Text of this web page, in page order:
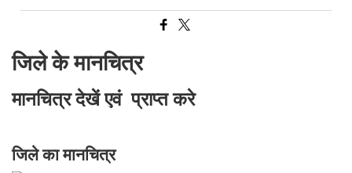
जिले के मानचित्र
मानचित्र देखें एवं प्राप्त करे
जिले का मानचित्र